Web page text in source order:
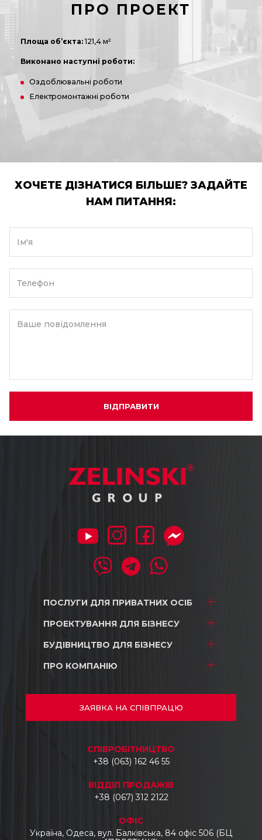
ПРО ПРОЕКТ
Площа об’єкта:121,4 м²
Виконано наступні роботи:
Оздоблювальні роботи
Електромонтажні роботи
ХОЧЕТЕ ДІЗНАТИСЯ БІЛЬШЕ? ЗАДАЙТЕ
НАМ ПИТАННЯ:
Ім'я
Телефон
Ваше повідомлення
ВІДПРАВИТИ
ПОСЛУГИ ДЛЯ ПРИВАТНИХ ОСІБ
Проектування
Дизайн
ПРОЕКТУВАННЯ ДЛЯ БІЗНЕСУ
ТРЦ і магазини
Складські комплекси
Автосалони
БУДІВНИЦТВО ДЛЯ БІЗНЕСУ
ТРЦ і магазини
Укладання тротуарної плитки, бордюрів
та водостоків
Промисловий демонтаж
Промислові топпінгові підлоги
металоконструкцій
ПРО КОМПАНІЮ
Проекти
Документи
ЗАЯВКА НА СПІВПРАЦЮ
CПІВРОБІТНИЦТВО
+38 (063) 162 46 55
ВІДДІЛ ПРОДАЖІВ
+38 (067) 312 2122
ОФІС
Україна, Одеса, вул. Балківська, 84 офіс 506 (БЦ